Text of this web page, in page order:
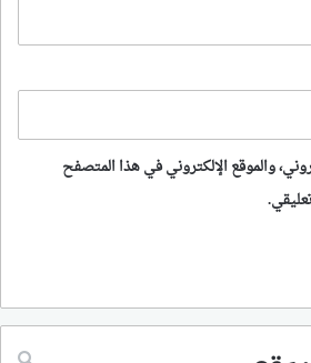
والموقع الإلكتروني في هذا المتصفح